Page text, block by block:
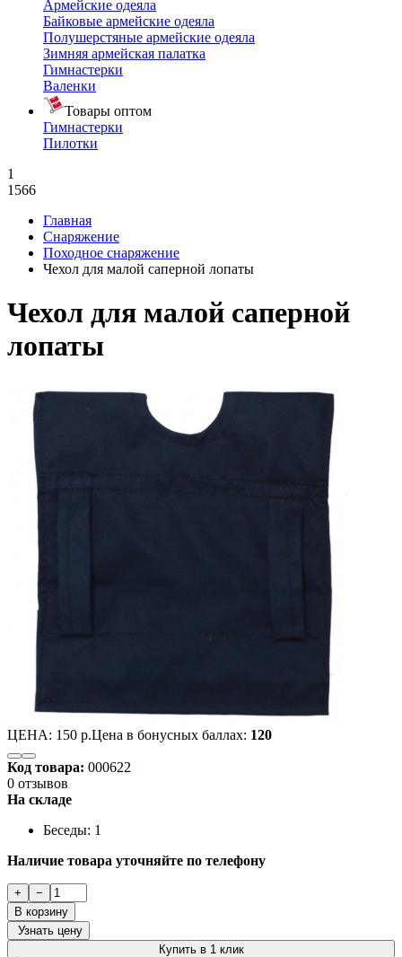
Армейские одеяла
Байковые армейские одеяла
Полушерстяные армейские одеяла
Зимняя армейская палатка
Гимнастерки
Валенки
Товары оптом
Гимнастерки
Пилотки
1
1566
Главная
Снаряжение
Походное снаряжение
Чехол для малой саперной лопаты
Чехол для малой саперной
лопаты
ЦЕНА: 150 р.Цена в бонусных баллах: 120
Код товара: 000622
0 отзывов
На складе
Беседы: 1
Наличие товара уточняйте по телефону
+
−
В корзину
Узнать цену
Купить в 1 клик